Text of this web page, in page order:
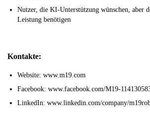
Nutzer, die KI-Unterstützung wünschen, aber
Leistung benötigen
Kontakte:
Website: www.m19.com
Facebook: www.facebook.com/M19-
LinkedIn: www.linkedin.com/company/